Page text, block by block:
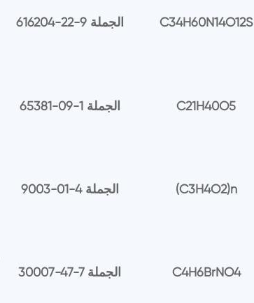
616204-22-9 الجملة C34H60N14O12S
65381-09-1 الجملة C21H40O5
9003-01-4 الجملة (C3H4O2)n
30007-47-7 الجملة C4H6BrNO4